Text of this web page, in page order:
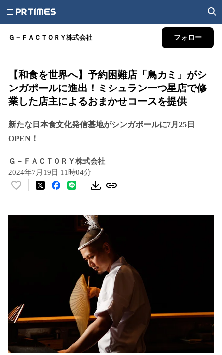
Ｇ－ＦＡＣＴＯＲＹ株式会社 フォロー
【和食を世界へ】予約困難店「鳥カミ」がシ
ンガポールに進出！ミシュラン一つ星店で修
業した店主によるおまかせコースを提供
新たな日本食文化発信基地がシンガポールに7月25日
OPEN！
Ｇ－ＦＡＣＴＯＲＹ株式会社
2024年7月19日 11時04分
い
で
す